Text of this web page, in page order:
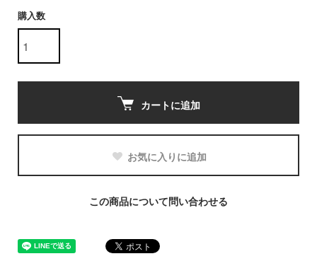
購入数
カートに追加
お気に入りに追加
この商品について問い合わせる